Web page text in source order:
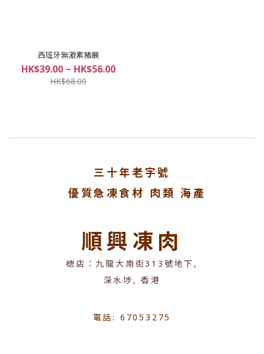
西班牙無激素豬展
HK$39.00 ~ HK$56.00
HK$68.00
三十年老字號
優質急凍食材 肉類 海產
順興凍肉
總店：九龍大南街313號地下,
深水埗, 香港
電話: 67053275